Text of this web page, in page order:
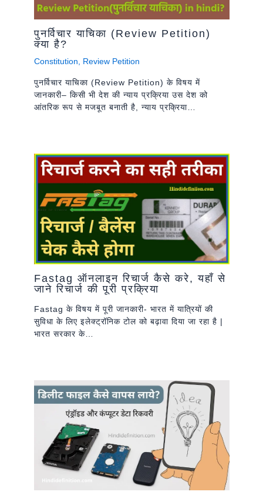
पुनर्विचार याचिका (Review Petition)
क्या है?
Constitution, Review Petition
पुनर्विचार याचिका (Review Petition) के विषय में
जानकारी– किसी भी देश की न्याय प्रक्रिया उस देश को
आंतरिक रूप से मजबूत बनाती है, न्याय प्रक्रिया…
Fastag ऑनलाइन रिचार्ज कैसे करे, यहाँ से
जाने रिचार्ज की पूरी प्रक्रिया
Fastag के विषय में पूरी जानकारी- भारत में यात्रियों की
सुविधा के लिए इलेक्ट्रॉनिक टोल को बढ़ावा दिया जा रहा है |
भारत सरकार के…